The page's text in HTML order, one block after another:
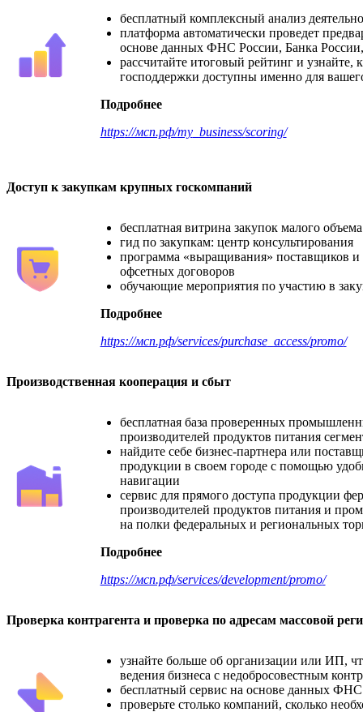
бесплатный комплексный анализ
платформа автоматически проведет
основе данных ФНС России, Банка
рассчитайте итоговый рейтинг и узнайте,
господдержки доступны именно для
Подробнее
https://мсп.рф/my_ business/scoring/
Доступ к закупкам крупных госкомпаний
бесплатная витрина закупок малого
гид по закупкам: центр консультирования
программа «выращивания» поставщиков и
офсетных договоров
обучающие мероприятия по участию в
Подробнее
https://мсп.рф/services/purchase_ access/promo/
Производственная кооперация и сбыт
бесплатная база проверенных
производителей продуктов питания
найдите себе бизнес-партнера или
продукции в своем городе с помощью
навигации
сервис для прямого доступа продукции
производителей продуктов питания и
на полки федеральных и региональных
Подробнее
https://мсп.рф/services/development/promo/
Проверка контрагента и проверка по адресам массовой
узнайте больше об организации или ИП,
ведения бизнеса с недобросовестным
бесплатный сервис на основе данных
проверьте столько компаний, сколько